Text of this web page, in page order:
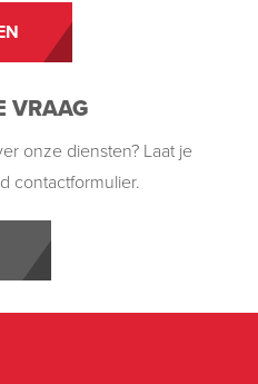
VRAAG
onze diensten? Laat je
contactformulier.